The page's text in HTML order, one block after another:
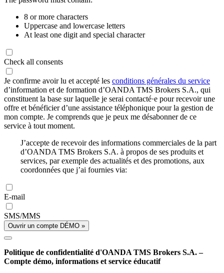
8 or more characters
Uppercase and lowercase letters
At least one digit and special character
Check all consents
Je confirme avoir lu et accepté les conditions générales du service
d’information et de formation d’OANDA TMS Brokers S.A., qui
constituent la base sur laquelle je serai contacté·e pour recevoir une
offre et bénéficier d’une assistance téléphonique pour la gestion de
mon compte. Je comprends que je peux me désabonner de ce
service à tout moment.
J’accepte de recevoir des informations commerciales de la part
d’OANDA TMS Brokers S.A. à propos de ses produits et
services, par exemple des actualités et des promotions, aux
coordonnées que j’ai fournies via:
E-mail
SMS/MMS
Ouvrir un compte DÉMO »
Politique de confidentialité d'OANDA TMS Brokers S.A. –
Compte démo, informations et service éducatif